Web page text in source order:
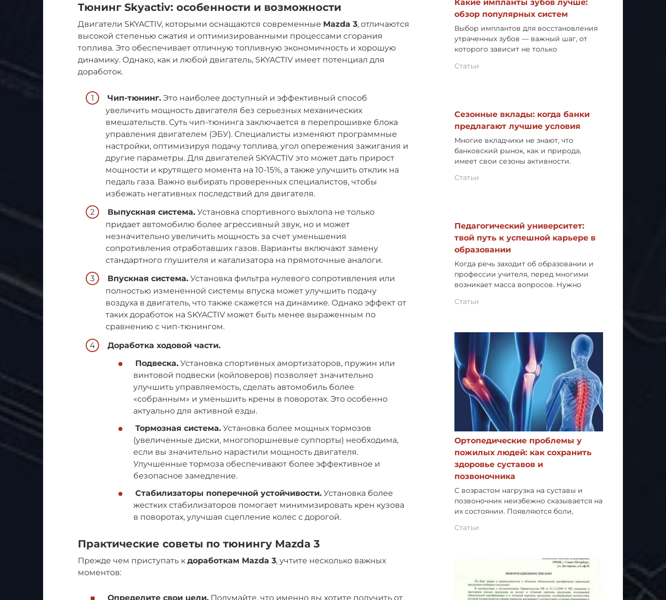
Тюнинг Skyactiv: особенности и возможности
Двигатели SKYACTIV, которыми оснащаются современные Mazda 3, отличаются
высокой степенью сжатия и оптимизированными процессами сгорания
топлива. Это обеспечивает отличную топливную экономичность и хорошую
динамику. Однако, как и любой двигатель, SKYACTIV имеет потенциал для
доработок.
Чип-тюнинг. Это наиболее доступный и эффективный способ
увеличить мощность двигателя без серьезных механических
вмешательств. Суть чип-тюнинга заключается в перепрошивке блока
управления двигателем (ЭБУ). Специалисты изменяют программные
настройки, оптимизируя подачу топлива, угол опережения зажигания и
другие параметры. Для двигателей SKYACTIV это может дать прирост
мощности и крутящего момента на 10-15%, а также улучшить отклик на
педаль газа. Важно выбирать проверенных специалистов, чтобы
избежать негативных последствий для двигателя.
Выпускная система. Установка спортивного выхлопа не только
придает автомобилю более агрессивный звук, но и может
незначительно увеличить мощность за счет уменьшения
сопротивления отработавших газов. Варианты включают замену
стандартного глушителя и катализатора на прямоточные аналоги.
Впускная система. Установка фильтра нулевого сопротивления или
полностью измененной системы впуска может улучшить подачу
воздуха в двигатель, что также скажется на динамике. Однако эффект от
таких доработок на SKYACTIV может быть менее выраженным по
сравнению с чип-тюнингом.
Доработка ходовой части.
Подвеска. Установка спортивных амортизаторов, пружин или
винтовой подвески (койловеров) позволяет значительно
улучшить управляемость, сделать автомобиль более
«собранным» и уменьшить крены в поворотах. Это особенно
актуально для активной езды.
Тормозная система. Установка более мощных тормозов
(увеличенные диски, многопоршневые суппорты) необходима,
если вы значительно нарастили мощность двигателя.
Улучшенные тормоза обеспечивают более эффективное и
безопасное замедление.
Стабилизаторы поперечной устойчивости. Установка более
жестких стабилизаторов помогает минимизировать крен кузова
в поворотах, улучшая сцепление колес с дорогой.
Практические советы по тюнингу Mazda 3
Прежде чем приступать к доработкам Mazda 3, учтите несколько важных
моментов:
Определите свои цели. Подумайте, что именно вы хотите получить от
Какие импланты зубов лучше:
обзор популярных систем
Выбор имплантов для восстановления
утраченных зубов — важный шаг, от
которого зависит не только
Статьи
Сезонные вклады: когда банки
предлагают лучшие условия
Многие вкладчики не знают, что
банковский рынок, как и природа,
имеет свои сезоны активности.
Статьи
Педагогический университет:
твой путь к успешной карьере в
образовании
Когда речь заходит об образовании и
профессии учителя, перед многими
возникает масса вопросов. Нужно
Статьи
Ортопедические проблемы у
пожилых людей: как сохранить
здоровье суставов и
позвоночника
С возрастом нагрузка на суставы и
позвоночник неизбежно сказывается на
их состоянии. Появляются боли,
Статьи